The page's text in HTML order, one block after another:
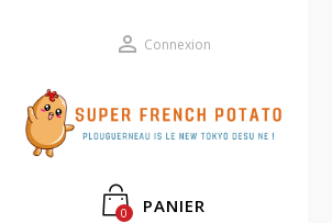
 Connexion
PANIER
0